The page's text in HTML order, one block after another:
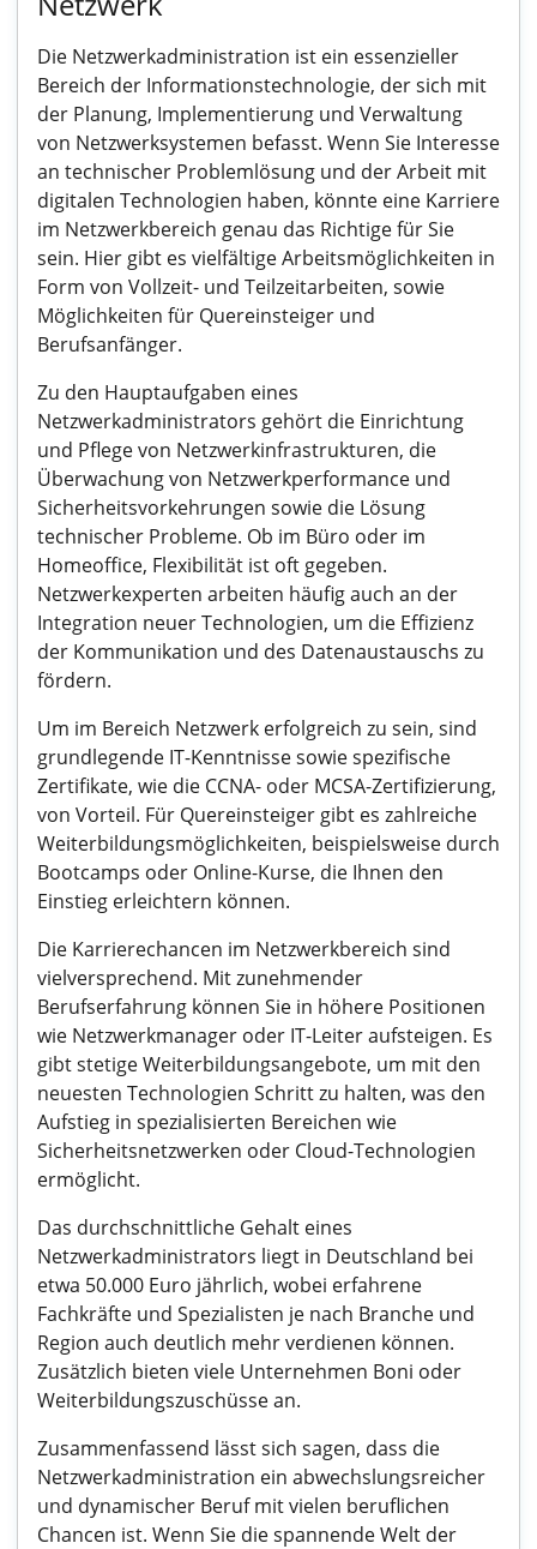
Die Netzwerkadministration ist ein essenzieller
Bereich der Informationstechnologie, der sich mit
der Planung, Implementierung und Verwaltung
von Netzwerksystemen befasst. Wenn Sie Interesse
an technischer Problemlösung und der Arbeit mit
digitalen Technologien haben, könnte eine Karriere
im Netzwerkbereich genau das Richtige für Sie
sein. Hier gibt es vielfältige Arbeitsmöglichkeiten in
Form von Vollzeit- und Teilzeitarbeiten, sowie
Möglichkeiten für Quereinsteiger und
Berufsanfänger.
Zu den Hauptaufgaben eines
Netzwerkadministrators gehört die Einrichtung
und Pflege von Netzwerkinfrastrukturen, die
Überwachung von Netzwerkperformance und
Sicherheitsvorkehrungen sowie die Lösung
technischer Probleme. Ob im Büro oder im
Homeoffice, Flexibilität ist oft gegeben.
Netzwerkexperten arbeiten häufig auch an der
Integration neuer Technologien, um die Effizienz
der Kommunikation und des Datenaustauschs zu
fördern.
Um im Bereich Netzwerk erfolgreich zu sein, sind
grundlegende IT-Kenntnisse sowie spezifische
Zertifikate, wie die CCNA- oder MCSA-Zertifizierung,
von Vorteil. Für Quereinsteiger gibt es zahlreiche
Weiterbildungsmöglichkeiten, beispielsweise durch
Bootcamps oder Online-Kurse, die Ihnen den
Einstieg erleichtern können.
Die Karrierechancen im Netzwerkbereich sind
vielversprechend. Mit zunehmender
Berufserfahrung können Sie in höhere Positionen
wie Netzwerkmanager oder IT-Leiter aufsteigen. Es
gibt stetige Weiterbildungsangebote, um mit den
neuesten Technologien Schritt zu halten, was den
Aufstieg in spezialisierten Bereichen wie
Sicherheitsnetzwerken oder Cloud-Technologien
ermöglicht.
Das durchschnittliche Gehalt eines
Netzwerkadministrators liegt in Deutschland bei
etwa 50.000 Euro jährlich, wobei erfahrene
Fachkräfte und Spezialisten je nach Branche und
Region auch deutlich mehr verdienen können.
Zusätzlich bieten viele Unternehmen Boni oder
Weiterbildungszuschüsse an.
Zusammenfassend lässt sich sagen, dass die
Netzwerkadministration ein abwechslungsreicher
und dynamischer Beruf mit vielen beruflichen
Chancen ist. Wenn Sie die spannende Welt der